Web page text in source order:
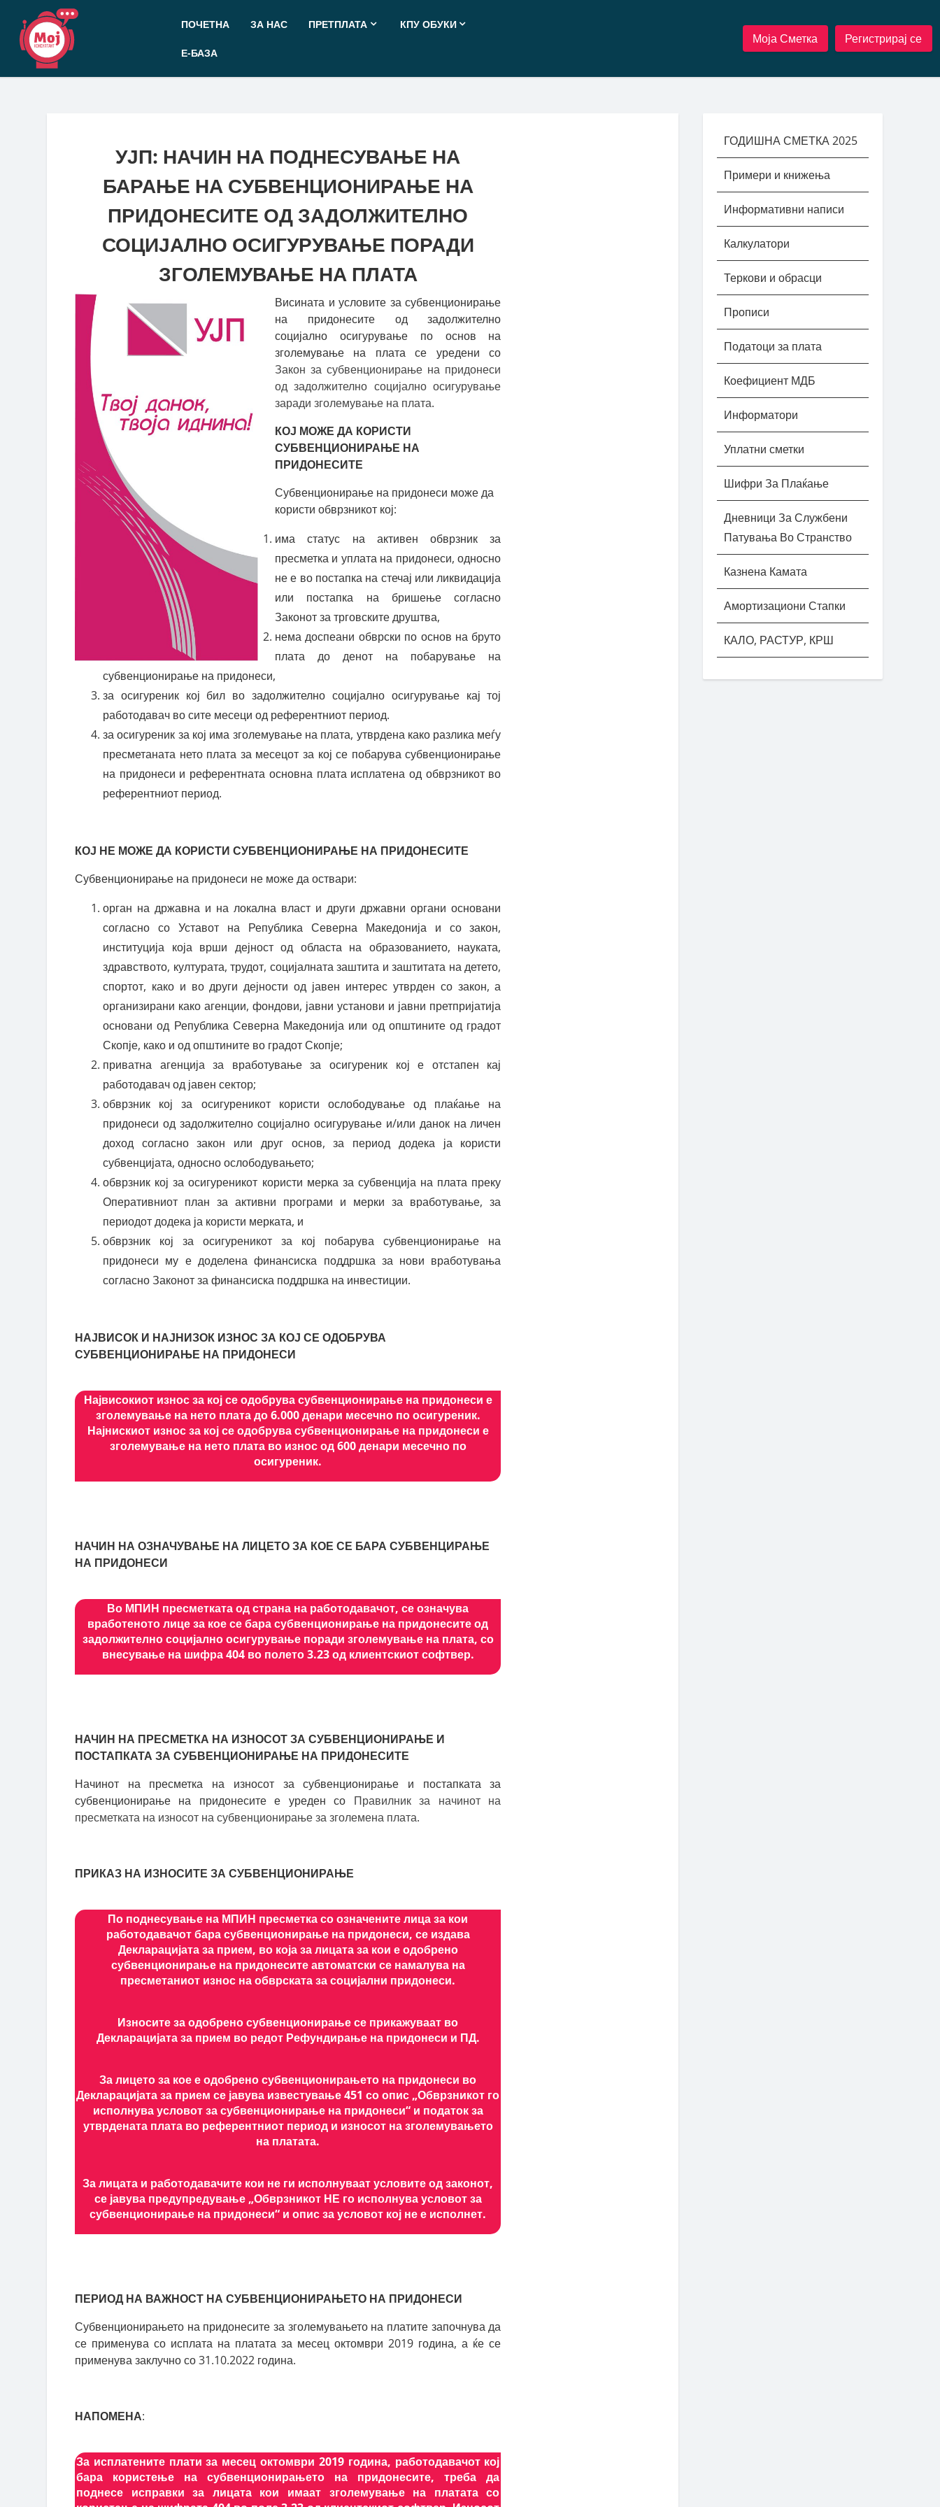
Прескокнете
содржината
ПОЧЕТНА ЗА НАС ПРЕТПЛАТА КПУ ОБУКИ
Е-БАЗА
Моја Сметка Регистрирај се
УЈП: НАЧИН НА ПОДНЕСУВАЊЕ НА
БАРАЊЕ НА СУБВЕНЦИОНИРАЊЕ НА
ПРИДОНЕСИТЕ ОД ЗАДОЛЖИТЕЛНО
СОЦИЈАЛНО ОСИГУРУВАЊЕ ПОРАДИ
ЗГОЛЕМУВАЊЕ НА ПЛАТА
Висината и условите за субвенционирање
на придонесите од задолжително
социјално осигурување по основ на
зголемување на плата се уредени со
Закон за субвенционирање на придонеси
од задолжително социјално осигурување
заради зголемување на плата.
КОЈ МОЖЕ ДА КОРИСТИ
СУБВЕНЦИОНИРАЊЕ НА
ПРИДОНЕСИТЕ
Субвенционирање на придонеси може да
користи обврзникот кој:
има статус на активен обврзник за
пресметка и уплата на придонеси, односно
не е во постапка на стечај или ликвидација
или постапка на бришење согласно
Законот за трговските друштва,
нема доспеани обврски по основ на бруто
плата до денот на побарување на
субвенционирање на придонеси,
за осигуреник кој бил во задолжително социјално осигурување кај тој
работодавач во сите месеци од референтниот период.
за осигуреник за кој има зголемување на плата, утврдена како разлика меѓу
пресметаната нето плата за месецот за кој се побарува субвенционирање
на придонеси и референтната основна плата исплатена од обврзникот во
референтниот период.
КОЈ НЕ МОЖЕ ДА КОРИСТИ СУБВЕНЦИОНИРАЊЕ НА ПРИДОНЕСИТЕ
Субвенционирање на придонеси не може да оствари:
орган на државна и на локална власт и други државни органи основани
согласно со Уставот на Република Северна Македонија и со закон,
институција која врши дејност од областа на образованието, науката,
здравството, културата, трудот, социјалната заштита и заштитата на детето,
спортот, како и во други дејности од јавен интерес утврден со закон, а
организирани како агенции, фондови, јавни установи и јавни претпријатија
основани од Република Северна Македонија или од општините од градот
Скопје, како и од општините во градот Скопје;
приватна агенција за вработување за осигуреник кој е отстапен кај
работодавач од јавен сектор;
обврзник кој за осигуреникот користи ослободување од плаќање на
придонеси од задолжително социјално осигурување и/или данок на личен
доход согласно закон или друг основ, за период додека ја користи
субвенцијата, односно ослободувањето;
обврзник кој за осигуреникот користи мерка за субвенција на плата преку
Оперативниот план за активни програми и мерки за вработување, за
периодот додека ја користи мерката, и
обврзник кој за осигуреникот за кој побарува субвенционирање на
придонеси му е доделена финансиска поддршка за нови вработувања
согласно Законот за финансиска поддршка на инвестиции.
НАЈВИСОК И НАЈНИЗОК ИЗНОС ЗА КОЈ СЕ ОДОБРУВА
СУБВЕНЦИОНИРАЊЕ НА ПРИДОНЕСИ
Највисокиот износ за кој се одобрува субвенционирање на придонеси е
зголемување на нето плата до 6.000 денари месечно по осигуреник.
Најнискиот износ за кој се одобрува субвенционирање на придонеси е
зголемување на нето плата во износ од 600 денари месечно по
осигуреник.
НАЧИН НА ОЗНАЧУВАЊЕ НА ЛИЦЕТО ЗА КОЕ СЕ БАРА СУБВЕНЦИРАЊЕ
НА ПРИДОНЕСИ
Во МПИН пресметката од страна на работодавачот, се означува
вработеното лице за кое се бара субвенционирање на придонесите од
задолжително социјално осигурување поради зголемување на плата, со
внесување на шифра 404 во полето 3.23 од клиентскиот софтвер.
НАЧИН НА ПРЕСМЕТКА НА ИЗНОСОТ ЗА СУБВЕНЦИОНИРАЊЕ И
ПОСТАПКАТА ЗА СУБВЕНЦИОНИРАЊЕ НА ПРИДОНЕСИТЕ
Начинот на пресметка на износот за субвенционирање и постапката за
субвенционирање на придонесите е уреден со Правилник за начинот на
пресметката на износот на субвенционирање за зголемена плата.
ПРИКАЗ НА ИЗНОСИТЕ ЗА СУБВЕНЦИОНИРАЊЕ
По поднесување на МПИН пресметка со означените лица за кои
работодавачот бара субвенционирање на придонеси, се издава
Декларацијата за прием, во која за лицата за кои е одобрено
субвенционирање на придонесите автоматски се намалува на
пресметаниот износ на обврската за социјални придонеси.
Износите за одобрено субвенционирање се прикажуваат во
Декларацијата за прием во редот Рефундирање на придонеси и ПД.
За лицето за кое е одобрено субвенционирањето на придонеси во
Декларацијата за прием се јавува известување 451 со опис „Обврзникот го
исполнува условот за субвенционирање на придонеси“ и податок за
утврдената плата во референтниот период и износот на зголемувањето
на платата.
За лицата и работодавачите кои не ги исполнуваат условите од законот,
се јавува предупредување „Обврзникот НЕ го исполнува условот за
субвенционирање на придонеси“ и опис за условот кој не е исполнет.
ПЕРИОД НА ВАЖНОСТ НА СУБВЕНЦИОНИРАЊЕТО НА ПРИДОНЕСИ
Субвенционирањето на придонесите за зголемувањето на платите започнува да
се применува со исплата на платата за месец октомври 2019 година, а ќе се
применува заклучно со 31.10.2022 година.
НАПОМЕНА:
За исплатените плати за месец октомври 2019 година, работодавачот кој
бара користење на субвенционирањето на придонесите, треба да
поднесе исправки за лицата кои имаат зголемување на платата со
ГОДИШНА СМЕТКА 2025
Примери и книжења
Информативни написи
Калкулатори
Теркови и обрасци
Прописи
Податоци за плата
Коефициент МДБ
Информатори
Уплатни сметки
Шифри За Плаќање
Дневници За Службени
Патувања Во Странство
Казнена Камата
Амортизациони Стапки
КАЛО, РАСТУР, КРШ